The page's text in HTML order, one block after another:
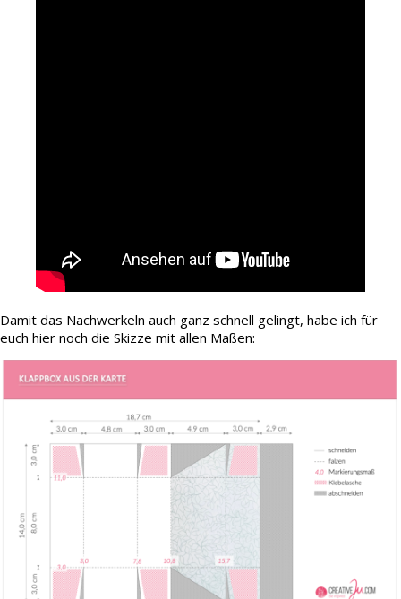
Damit das Nachwerkeln auch ganz schnell gelingt, habe ich für
euch hier noch die Skizze mit allen Maßen: